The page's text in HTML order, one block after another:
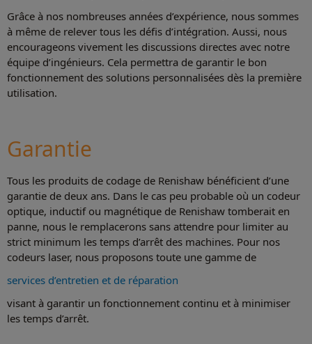
Grâce à nos nombreuses années d’expérience, nous sommes
à même de relever tous les défis d’intégration. Aussi, nous
encourageons vivement les discussions directes avec notre
équipe d’ingénieurs. Cela permettra de garantir le bon
fonctionnement des solutions personnalisées dès la première
utilisation.
Garantie
Tous les produits de codage de Renishaw bénéficient d’une
garantie de deux ans. Dans le cas peu probable où un codeur
optique, inductif ou magnétique de Renishaw tomberait en
panne, nous le remplacerons sans attendre pour limiter au
strict minimum les temps d’arrêt des machines. Pour nos
codeurs laser, nous proposons toute une gamme de
services d’entretien et de réparation
visant à garantir un fonctionnement continu et à minimiser
les temps d’arrêt.